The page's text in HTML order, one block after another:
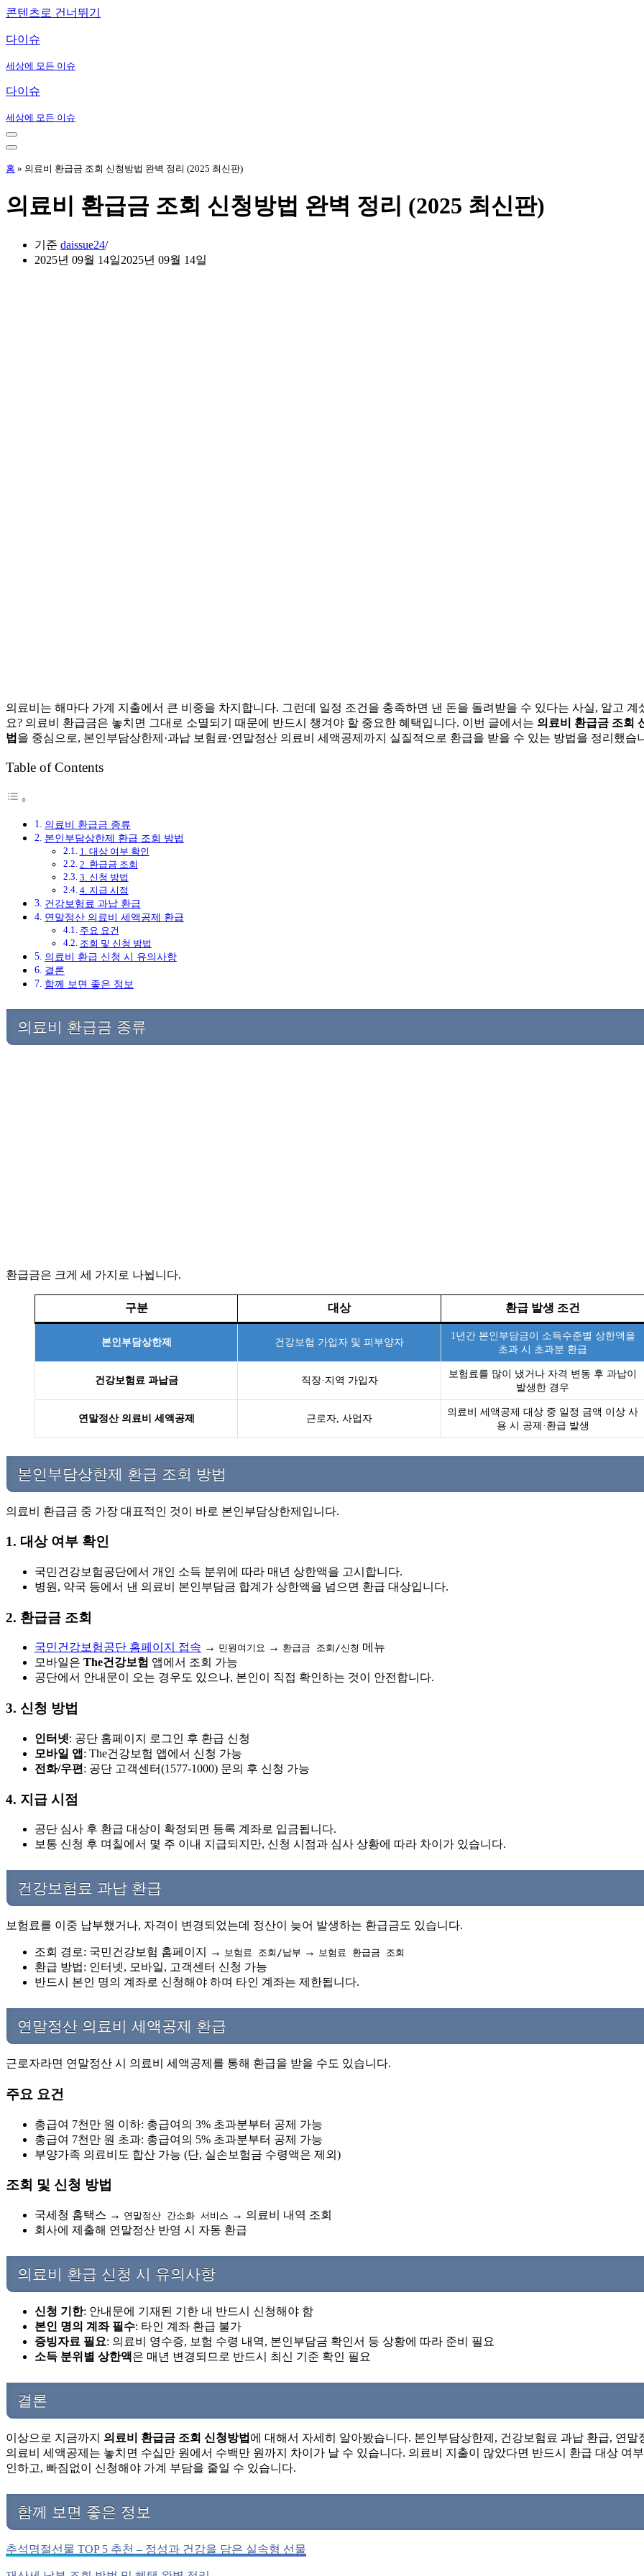
콘텐츠로 건너뛰기
다이슈
세상에 모든 이슈
다이슈
세상에 모든 이슈
내
비
게
메
내
비
션
홈 » 의료비 환급금 조회 신청방법 완벽 정리 (2025 최신판)
의료비 환급금 조회 신청방법 완벽 정리 (2025 최신판)
기준 daissue24
2025년 09월 14일2025년 09월 14일
의료비는 해마다 가계 지출에서 큰 비중을 차지합니다. 그런데 일정 조건을 충족하면 낸 돈을 돌려받을 수 있다는 사실, 알고 계
요? 의료비 환급금은 놓치면 그대로 소멸되기 때문에 반드시 챙겨야 할 중요한 혜택입니다. 이번 글에서는 의료비 환급금 조회
법 을 중심으로, 본인부담상한제·과납 보험료·연말정산 의료비 세액공제까지 실질적으로 환급을 받을 수 있는 방법을 정리했습
Table of Contents
의료비 환급금 종류
본인부담상한제 환급 조회 방법
1. 대상 여부 확인
2. 환급금 조회
3. 신청 방법
4. 지급 시점
건강보험료 과납 환급
연말정산 의료비 세액공제 환급
주요 요건
조회 및 신청 방법
의료비 환급 신청 시 유의사항
결론
함께 보면 좋은 정보
의료비 환급금 종류
환급금은 크게 세 가지로 나뉩니다.
구분 대상 환급 발생 조건
본인부담상한제 건강보험 가입자 및 피부양자
1년간 본인부담금이 소득수준별 상한액을
초과 시 초과분 환급
건강보험료 과납금 직장·지역 가입자
보험료를 많이 냈거나 자격 변동 후 과납이
발생한 경우
연말정산 의료비 세액공제 근로자, 사업자
의료비 세액공제 대상 중 일정 금액 이상 사
용 시 공제·환급 발생
본인부담상한제 환급 조회 방법
의료비 환급금 중 가장 대표적인 것이 바로 본인부담상한제입니다.
1. 대상 여부 확인
국민건강보험공단에서 개인 소득 분위에 따라 매년 상한액을 고시합니다.
병원, 약국 등에서 낸 의료비 본인부담금 합계가 상한액을 넘으면 환급 대상입니다.
2. 환급금 조회
국민건강보험공단 홈페이지 접속 → 민원여기요 → 환급금 조회/신청 메뉴
모바일은 The건강보험 앱에서 조회 가능
공단에서 안내문이 오는 경우도 있으나, 본인이 직접 확인하는 것이 안전합니다.
3. 신청 방법
인터넷: 공단 홈페이지 로그인 후 환급 신청
모바일 앱 : The건강보험 앱에서 신청 가능
전화/우편 : 공단 고객센터(1577-1000) 문의 후 신청 가능
4. 지급 시점
공단 심사 후 환급 대상이 확정되면 등록 계좌로 입금됩니다.
보통 신청 후 며칠에서 몇 주 이내 지급되지만, 신청 시점과 심사 상황에 따라 차이가 있습니다.
건강보험료 과납 환급
보험료를 이중 납부했거나, 자격이 변경되었는데 정산이 늦어 발생하는 환급금도 있습니다.
조회 경로: 국민건강보험 홈페이지 → 보험료 조회/납부 → 보험료 환급금 조회
환급 방법: 인터넷, 모바일, 고객센터 신청 가능
반드시 본인 명의 계좌로 신청해야 하며 타인 계좌는 제한됩니다.
연말정산 의료비 세액공제 환급
근로자라면 연말정산 시 의료비 세액공제를 통해 환급을 받을 수도 있습니다.
주요 요건
총급여 7천만 원 이하: 총급여의 3% 초과분부터 공제 가능
총급여 7천만 원 초과: 총급여의 5% 초과분부터 공제 가능
부양가족 의료비도 합산 가능 (단, 실손보험금 수령액은 제외)
조회 및 신청 방법
국세청 홈택스 → 연말정산 간소화 서비스 → 의료비 내역 조회
회사에 제출해 연말정산 반영 시 자동 환급
의료비 환급 신청 시 유의사항
신청 기한: 안내문에 기재된 기한 내 반드시 신청해야 함
본인 명의 계좌 필수: 타인 계좌 환급 불가
증빙자료 필요: 의료비 영수증, 보험 수령 내역, 본인부담금 확인서 등 상황에 따라 준비 필요
소득 분위별 상한액은 매년 변경되므로 반드시 최신 기준 확인 필요
결론
이상으로 지금까지 의료비 환급금 조회 신청방법 에 대해서 자세히 알아봤습니다. 본인부담상한제, 건강보험료 과납 환급, 연말
의료비 세액공제는 놓치면 수십만 원에서 수백만 원까지 차이가 날 수 있습니다. 의료비 지출이 많았다면 반드시 환급 대상 여
인하고, 빠짐없이 신청해야 가계 부담을 줄일 수 있습니다.
함께 보면 좋은 정보
추석명절선물 TOP 5 추천 – 정성과 건강을 담은 실속형 선물